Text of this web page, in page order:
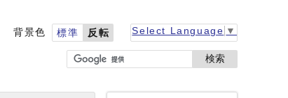
背景色 標準 反転 Select Language ▼
検索